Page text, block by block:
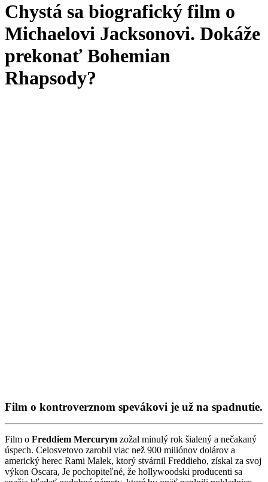
Chystá sa biografický film o
Michaelovi Jacksonovi. Dokáže
prekonať Bohemian
Rhapsody?
Film o kontroverznom spevákovi je už na spadnutie.
Film o Freddiem Mercurym zožal minulý rok šialený a nečakaný
úspech. Celosvetovo zarobil viac než 900 miliónov dolárov a
americký herec Rami Malek, ktorý stvárnil Freddieho, získal za svoj
výkon Oscara, Je pochopiteľné, že hollywoodski producenti sa